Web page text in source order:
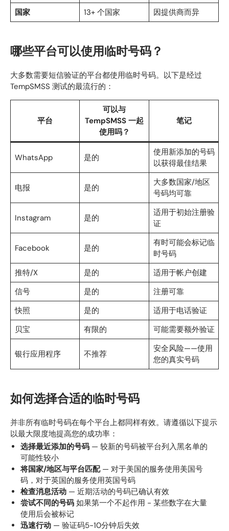
国家 13+ 个国家 因提供商而异
哪些平台可以使用临时号码？
大多数需要短信验证的平台都使用临时号码。以下是经过
TempSMSS 测试的最流行的：
平台
可以与
TempSMSS 一起
使用吗？
笔记
WhatsApp 是的
使用新添加的号码
以获得最佳结果
电报 是的
大多数国家/地区
号码均可靠
Instagram 是的
适用于初始注册验
证
Facebook 是的
有时可能会标记临
时号码
推特/X
是的
适用于帐户创建
信号
是的
注册可靠
快照
是的
适用于电话验证
贝宝
有限的 可能需要额外验证
银行应用程序 不推荐
安全风险——使用
您的真实号码
如何选择合适的临时号码
并非所有临时号码在每个平台上都同样有效。请遵循以下提示
以最大限度地提高您的成功率：
选择最近添加的号码 — 较新的号码被平台列入黑名单的
可能性较小
将国家/地区与平台匹配— 对于美国的服务使用美国号
码，对于英国的服务使用英国号码
检查消息活动 — 近期活动的号码已确认有效
尝试不同的号码 如果第一个不起作用 - 某些数字在大量
使用后会被标记
迅速行动 — 验证码5-10分钟后失效